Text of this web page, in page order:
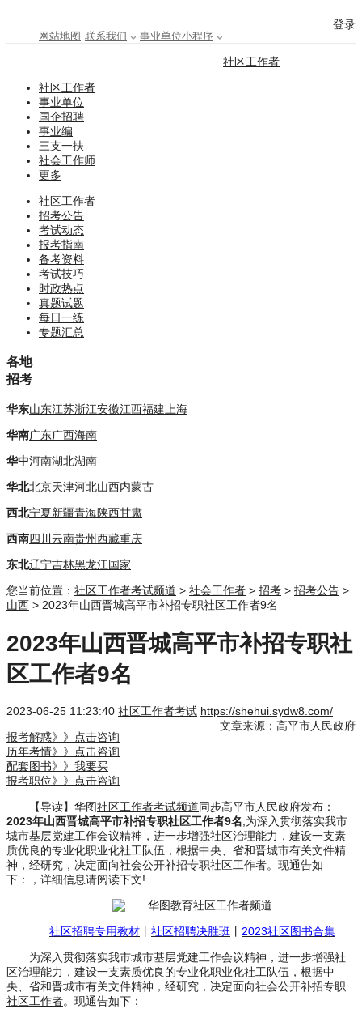
网站地图 联系我们 事业单位小程序
登录
社区工作者
社区工作者
事业单位
国企招聘
事业编
三支一扶
社会工作师
更多
社区工作者
招考公告
考试动态
报考指南
备考资料
考试技巧
时政热点
真题试题
每日一练
专题汇总
各地
招考
华东山东江苏浙江安徽江西福建 上海
华南广东广西海南
华中河南湖北湖南
华北北京天津河北山西内蒙古
西北宁夏新疆青海陕西甘肃
西南四川 云南贵州西藏重庆
东北辽宁吉林黑龙江国家
您当前位置： 社区工作者考试频道 > 社会工作者 > 招考 > 招考公告 >
山西 > 2023年山西晋城高平市补招专职社区工作者9名
2023年山西晋城高平市补招专职社
区工作者9名
2023-06-25 11:23:40 社区工作者考试 https://shehui.sydw8.com/
文章来源：高平市人民政府
报考解惑》》点击咨询
历年考情》》点击咨询
配套图书》》我要买
报考职位》》点击咨询
【导读】华图社区工作者考试频道同步高平市人民政府发布：
2023年山西晋城高平市补招专职社区工作者9名,为深入贯彻落实我市
城市基层党建工作会议精神，进一步增强社区治理能力，建设一支素
质优良的专业化职业化社工队伍，根据中央、省和晋城市有关文件精
神，经研究，决定面向社会公开补招专职社区工作者。现通告如
下：，详细信息请阅读下文!
社区招聘专用教材 社区招聘决胜班
2023社区图书合集
为深入贯彻落实我市城市基层党建工作会议精神，进一步增强社
区治理能力，建设一支素质优良的专业化职业化社工队伍，根据中
央、省和晋城市有关文件精神，经研究，决定面向社会公开补招专职
社区工作者。现通告如下：